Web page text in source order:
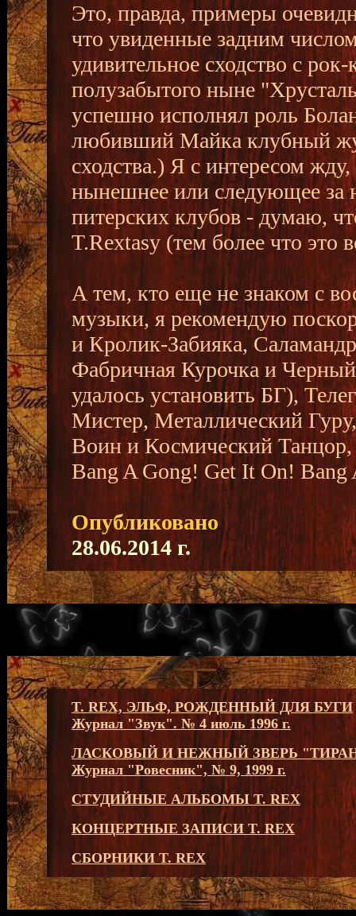
Это, правда, примеры
что увиденные задним
удивительное сходство с
полузабытого ныне
успешно исполнял роль
любивший Майка клубный
сходства.) Я с интересом
нынешнее или следующее за
питерских клубов - думаю,
T.Rextasy (тем более что это
А тем, кто еще не знаком с
музыки, я рекомендую
и Кролик-Забияка,
Фабричная Курочка и
удалось установить БГ),
Мистер, Металлический
Воин и Космический
Bang A Gong! Get It On! Bang
Опубликовано
28.06.2014 г.
T. REX, ЭЛЬФ, РОЖДЕННЫЙ ДЛЯ БУГИ
Журнал "Звук". № 4 июль 1996 г.
ЛАСКОВЫЙ И НЕЖНЫЙ ЗВЕРЬ
Журнал "Ровесник", № 9, 1999 г.
СТУДИЙНЫЕ АЛЬБОМЫ T. REX
КОНЦЕРТНЫЕ ЗАПИСИ T. REX
СБОРНИКИ T. REX